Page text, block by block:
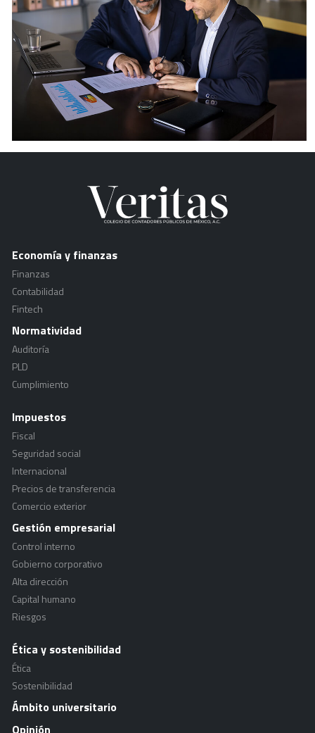
Economía y finanzas
Finanzas
Contabilidad
Fintech
Normatividad
Auditoría
PLD
Cumplimiento
Impuestos
Fiscal
Seguridad social
Internacional
Precios de transferencia
Comercio exterior
Gestión empresarial
Control interno
Gobierno corporativo
Alta dirección
Capital humano
Riesgos
Ética y sostenibilidad
Ética
Sostenibilidad
Ámbito universitario
Opinión